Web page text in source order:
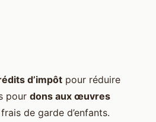
d’impôt pour réduire
pour dons aux œuvres
de garde d’enfants.